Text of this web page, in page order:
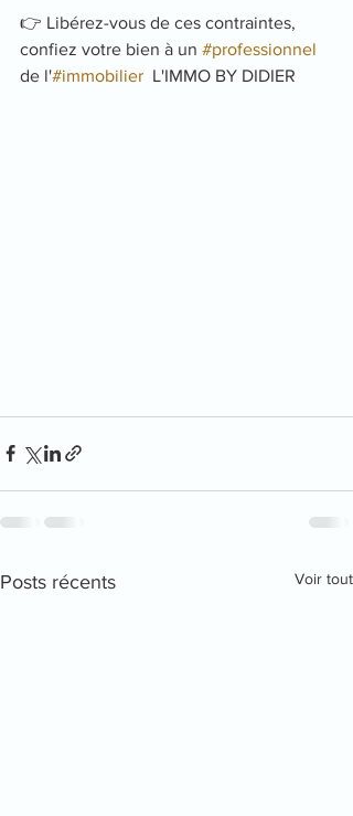
👉 Libérez-vous de ces contraintes,
confiez votre bien à un #professionnel
de l'#immobilier
  L'IMMO BY DIDIER
Posts récents Voir tout